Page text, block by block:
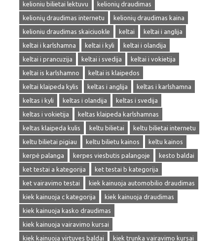
kelioniu bilietai lektuvu
kelionių draudimas
kelionių draudimas internetu
kelionių draudimas kaina
kelioniu draudimas skaiciuokle
keltai
keltai i anglija
keltai i karlshamna
keltai i kyli
keltai i olandija
keltai i prancuzija
keltai i svedija
keltai i vokietija
keltai is karlshamno
keltai is klaipedos
keltai klaipeda kylis
keltas i anglija
keltas i karlshamna
keltas i kyli
keltas i olandija
keltas i svedija
keltas i vokietija
keltas klaipeda karlshamnas
keltas klaipeda kulis
keltu bilietai
keltu bilietai internetu
keltu bilietai pigiau
keltu bilietu kainos
keltu kainos
kerpė palanga
kerpes viesbutis palangoje
kesto baldai
ket testai a kategorija
ket testai b kategorija
ket vairavimo testai
kiek kainuoja automobilio draudimas
kiek kainuoja c kategorija
kiek kainuoja draudimas
kiek kainuoja kasko draudimas
kiek kainuoja vairavimo kursai
kiek kainuoja virtuves baldai
kiek trunka vairavimo kursai